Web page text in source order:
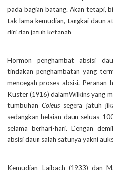
pada bagian batang. Akan tetapi,
tak lama kemudian, tangkai daun
diri dan jatuh ketanah.
Hormon penghambat absisi
tindakan penghambatan yang
mencegah proses absisi. Peranan
Kuster (1916) dalamWilkins yang
tumbuhan Coleus segera jatuh
sedangkan helaian daun seluas
selama berhari-hari. Dengan
absisi daun salah satunya yakni
Kemudian, Laibach (1933) dan